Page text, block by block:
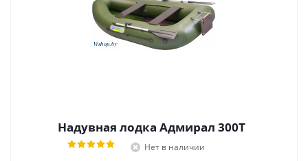
Надувная лодка Адмирал 300Т
Нет в наличии